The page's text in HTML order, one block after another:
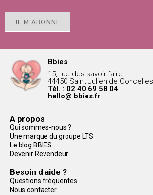
JE M'ABONNE
Bbies
15, rue des savoir-faire
44450 Saint Julien de Concelles
Tél. : 02 40 69 58 04
hello@ bbies.fr
A propos
Qui sommes-nous ?
Une marque du groupe LTS
Le blog BBIES
Devenir Revendeur
Besoin d'aide ?
Questions fréquentes
Nous contacter